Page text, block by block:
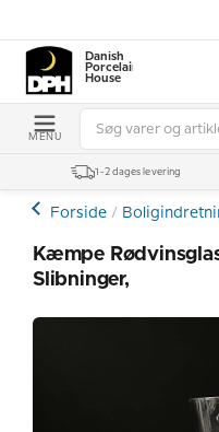
Danish
Porcelain
House
MENU
1-2 dages levering
Forside
Kæmpe
Slibninger,